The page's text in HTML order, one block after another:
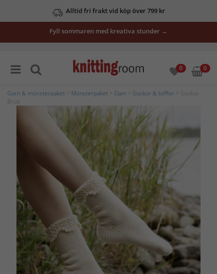
Alltid fri frakt vid köp över 799 kr
Fyll sommaren med kreativa stunder →
0 0
Garn & mönsterpaket Mönsterpaket Dam Sockor & tofflor > Sockor
Brus